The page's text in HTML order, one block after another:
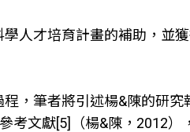
人才培育計畫的補助，並
，筆者將引述楊&陳的研
考文獻[5]（楊&陳，2012